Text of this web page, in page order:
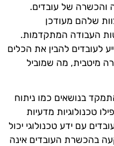
של עובדים.
שלהם מעודכן
העבודה המתקדמות.
לעובדים להבין את הכלים
מיטבית, מה שמוביל
בנושאים כמו ניתוח
טכנולוגיות מדעיות
עם ידע טכנולוגי יכול
בהכשרת העובדים אינה